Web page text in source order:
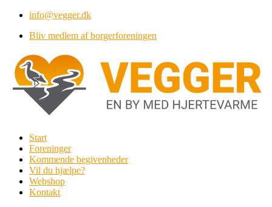
Videre
indhold
info@vegger.dk
Bliv medlem af borgerforeningen
Start
Foreninger
Kommende begivenheder
Vil du hjælpe?
Webshop
Kontakt